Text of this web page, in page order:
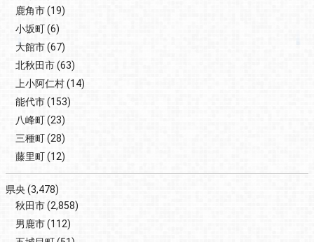
鹿角市(19)
小坂町(6)
大館市(67)
北秋田市(63)
上小阿仁村(14)
能代市(153)
八峰町(23)
三種町(28)
藤里町(12)
県央 (3,478)
秋田市(2,858)
男鹿市(112)